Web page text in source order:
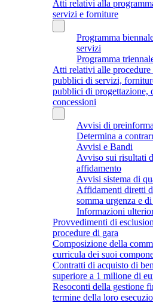
Atti relativi alla
servizi e forniture
Programma
servizi
Programma
Atti relativi alle
pubblici di servizi,
pubblici di progettazione,
concessioni
Avvisi di
Determina a
Avvisi e Bandi
Avviso sui risultati
affidamento
Avvisi sistema di
Affidamenti diretti
somma urgenza e
Informazioni
Provvedimenti di
procedure di gara
Composizione della
curricula dei suoi
Contratti di acquisto di
superiore a 1 milione di
Resoconti della gestione
termine della loro